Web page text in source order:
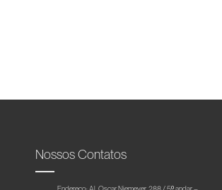
Nossos Contatos